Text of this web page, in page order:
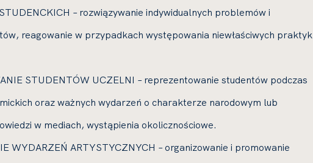
– rozwiązywanie indywidualnych problemów i
reagowanie w przypadkach występowania niewłaściwych praktyk
STUDENTÓW UCZELNI – reprezentowanie studentów podczas
oraz ważnych wydarzeń o charakterze narodowym lub
w mediach, wystąpienia okolicznościowe.
WYDARZEŃ ARTYSTYCZNYCH – organizowanie i promowanie